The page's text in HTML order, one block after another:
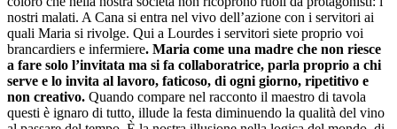
nostri malati. A Cana si entra nel vivo dell’azione con i servitori ai
quali Maria si rivolge. Qui a Lourdes i servitori siete proprio voi
brancardiers e infermiere. Maria come una madre che non riesce
a fare solo l’invitata ma si fa collaboratrice, parla proprio a chi
serve e lo invita al lavoro, faticoso, di ogni giorno, ripetitivo e
non creativo. Quando compare nel racconto il maestro di tavola
questi è ignaro di tutto, illude la festa diminuendo la qualità del vino